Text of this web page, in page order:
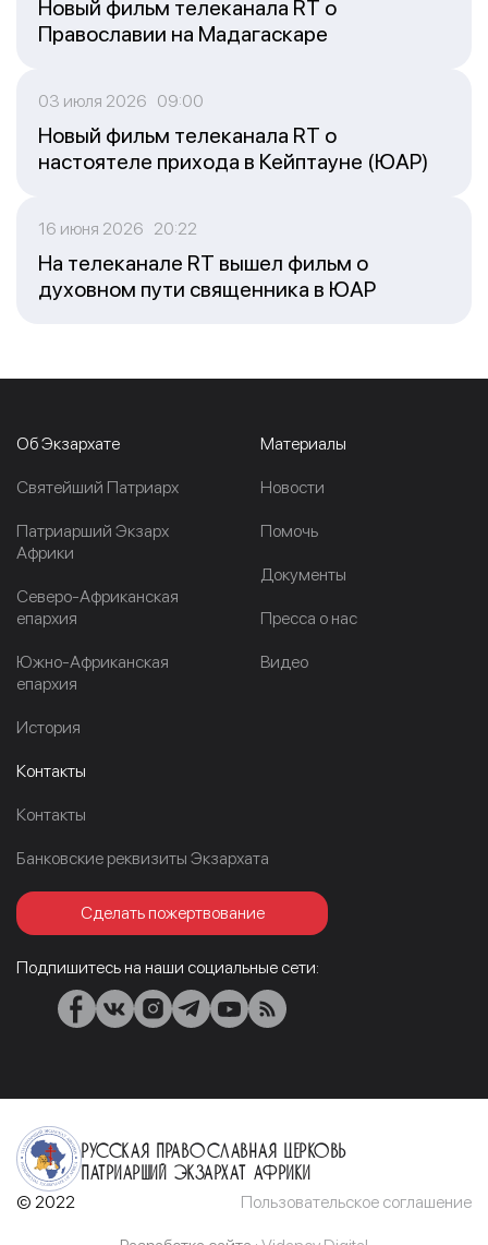
Новый фильм телеканала RT о
Православии на Мадагаскаре
03 июля 2026 09:00
Новый фильм телеканала RT о
настоятеле прихода в Кейптауне (ЮАР)
16 июня 2026 20:22
На телеканале RT вышел фильм о
духовном пути священника в ЮАР
Об Экзархате
Cвятейший Патриарх
Патриарший Экзарх
Африки
Северо-Африканская
епархия
Южно-Африканская
епархия
История
Материалы
Новости
Помочь
Документы
Пресса о нас
Видео
Контакты
Контакты
Банковские реквизиты Экзархата
Сделать пожертвование
Подпишитесь на наши социальные сети:
Русская Православная Церковь
Патриарший Экзархат Африки
© 2022 Пользовательское соглашение